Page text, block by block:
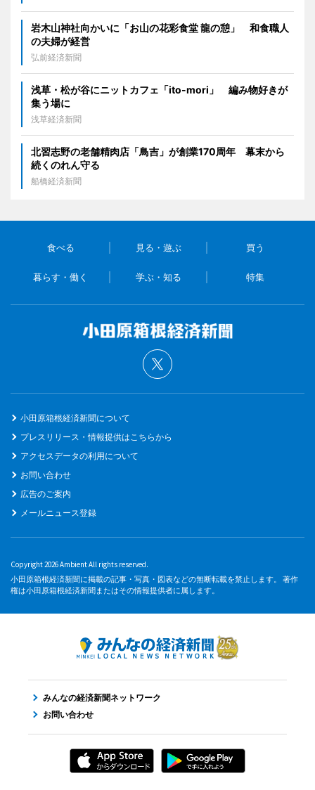
岩木山神社向かいに「お山の花彩食堂 龍の憩」 和食職人
の夫婦が経営
弘前経済新聞
浅草・松が谷にニットカフェ「ito-mori」 編み物好きが
集う場に
浅草経済新聞
北習志野の老舗精肉店「鳥吉」が創業170周年 幕末から
続くのれん守る
船橋経済新聞
食べる 見る・遊ぶ 買う
暮らす・働く 学ぶ・知る 特集
小田原箱根経済新聞について
プレスリリース・情報提供はこちらから
アクセスデータの利用について
お問い合わせ
広告のご案内
メールニュース登録
Copyright 2026 Ambient All rights reserved.
小田原箱根経済新聞に掲載の記事・写真・図表などの無断転載を禁止します。 著作
権は小田原箱根経済新聞またはその情報提供者に属します。
みんなの経済新聞ネットワーク
お問い合わせ